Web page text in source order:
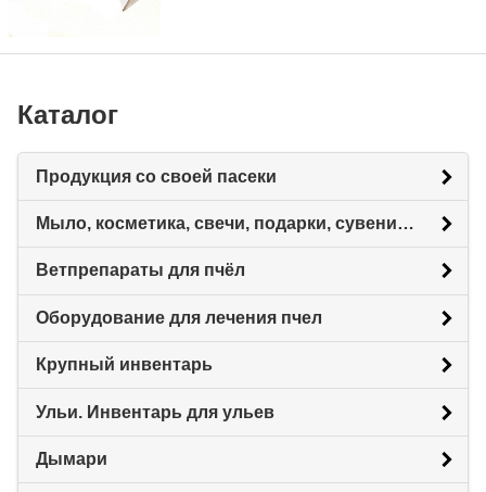
Каталог
Продукция со своей пасеки
Мыло, косметика, свечи, подарки, сувениры.
Ветпрепараты для пчёл
Оборудование для лечения пчел
Крупный инвентарь
Ульи. Инвентарь для ульев
Дымари